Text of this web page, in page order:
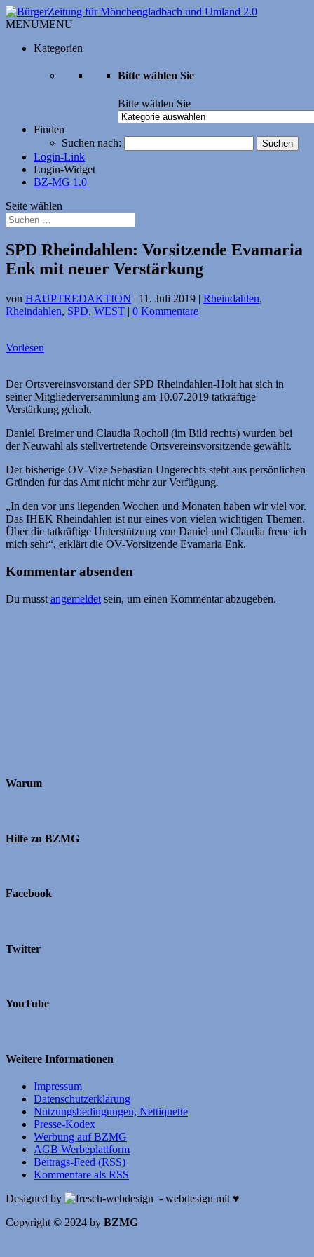
MENUMENU
Kategorien
Bitte wählen Sie
Bitte wählen Sie
Finden
Suchen nach:
Login-Link
Login-Widget
BZ-MG 1.0
Seite wählen
SPD Rheindahlen: Vorsitzende Evamaria
Enk mit neuer Verstärkung
von HAUPTREDAKTION | 11. Juli 2019 | Rheindahlen,
Rheindahlen, SPD, WEST | 0 Kommentare
Vorlesen
Der Ortsvereinsvorstand der SPD Rheindahlen-Holt hat sich in
seiner Mitgliederversammlung am 10.07.2019 tatkräftige
Verstärkung geholt.
Daniel Breimer und Claudia Rocholl (im Bild rechts) wurden bei
der Neuwahl als stellvertretende Ortsvereinsvorsitzende gewählt.
Der bisherige OV-Vize Sebastian Ungerechts steht aus persönlichen
Gründen für das Amt nicht mehr zur Verfügung.
„In den vor uns liegenden Wochen und Monaten haben wir viel vor.
Das IHEK Rheindahlen ist nur eines von vielen wichtigen Themen.
Über die tatkräftige Unterstützung von Daniel und Claudia freue ich
mich sehr“, erklärt die OV-Vorsitzende Evamaria Enk.
Kommentar absenden
Du musst angemeldet sein, um einen Kommentar abzugeben.
Warum
Hilfe zu BZMG
Facebook
Twitter
YouTube
Weitere Informationen
Impressum
Datenschutzerklärung
Nutzungsbedingungen, Nettiquette
Presse-Kodex
Werbung auf BZMG
AGB Werbeplattform
Beitrags-Feed (RSS)
Kommentare als RSS
Designed by
- webdesign mit ♥
Copyright © 2024 by BZMG